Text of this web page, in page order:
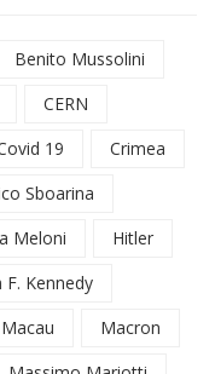
Benito Mussolini
CERN
19
Crimea
Sboarina
Meloni
Hitler
F. Kennedy
Macau
Macron